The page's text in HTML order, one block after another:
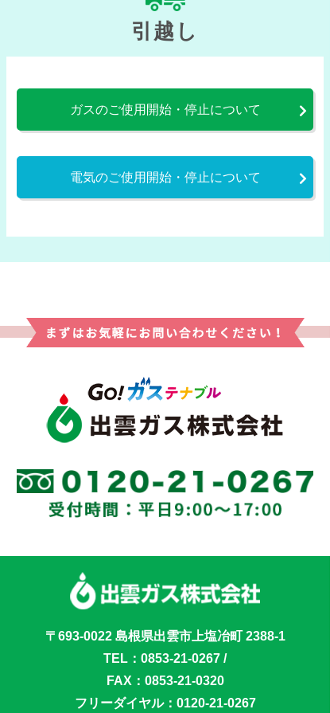
引越し
ガスのご使用開始・停止について
電気のご使用開始・停止について
〒693-0022 島根県出雲市上塩冶町 2388-1
TEL： 0853-21-0267 /
FAX：0853-21-0320
フリーダイヤル： 0120-21-0267